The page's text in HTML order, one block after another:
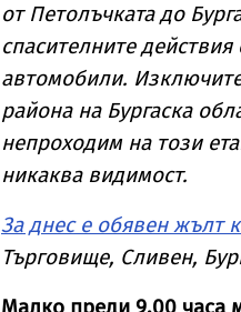
от Петолъчката до
спасителните
автомобили.
района на Бургаска
непроходим на този
никаква видимост.
За днес е обявен жълт
Търговище, Сливен,